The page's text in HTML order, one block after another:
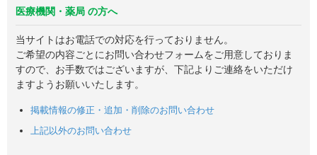
医療機関・薬局 の方へ
当サイトはお電話での対応を行っておりません。
ご希望の内容ごとにお問い合わせフォームをご用意しておりま
すので、お手数ではございますが、下記よりご連絡をいただけ
ますようお願いいたします。
掲載情報の修正・追加・削除のお問い合わせ
上記以外のお問い合わせ